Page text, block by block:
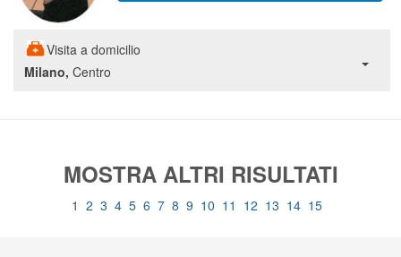
Visita a domicilio
Milano, Centro
MOSTRA ALTRI RISULTATI
1 2 3 4 5 6 7 8 9 10 11 12 13 14 15